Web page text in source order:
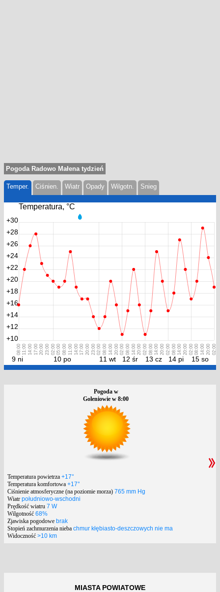
Pogoda Radowo Małena tydzień
Temper. Ciśnien. Wiatr Opady Wilgotn. Snieg
Temperatura, °С
9 ni
08:0011:00 14:00 17:0020:00 23:00
10 po
02:0005:00 08:00 11:00 14:0017:00 20:00 23:00
11 wt
02:00 08:00 14:00 20:00
12 śr
02:00 08:00 14:0020:00
13 cz
02:00 08:0014:00 20:00
14 pi
02:00 08:0014:00 20:00
15 so
02:0008:00 14:00 20:00 02:00
+10
+12
+14
+16
+18
+20
+22
+24
+26
+28
+30
Pogoda w
Goleniowie w 8:00
Temperatura powietrza +17°
Temperatura komfortowa +17°
Ciśnienie atmosferyczne (na poziomie morza) 765 mm Hg
Wiatr południowo-wschodni
Prędkość wiatru 7 W
Wilgotność 68%
Zjawiska pogodowe brak
Stopień zachmurzenia nieba chmur kłębiasto-deszczowych nie ma
Widoczność >10 km
MIASTA POWIATOWE